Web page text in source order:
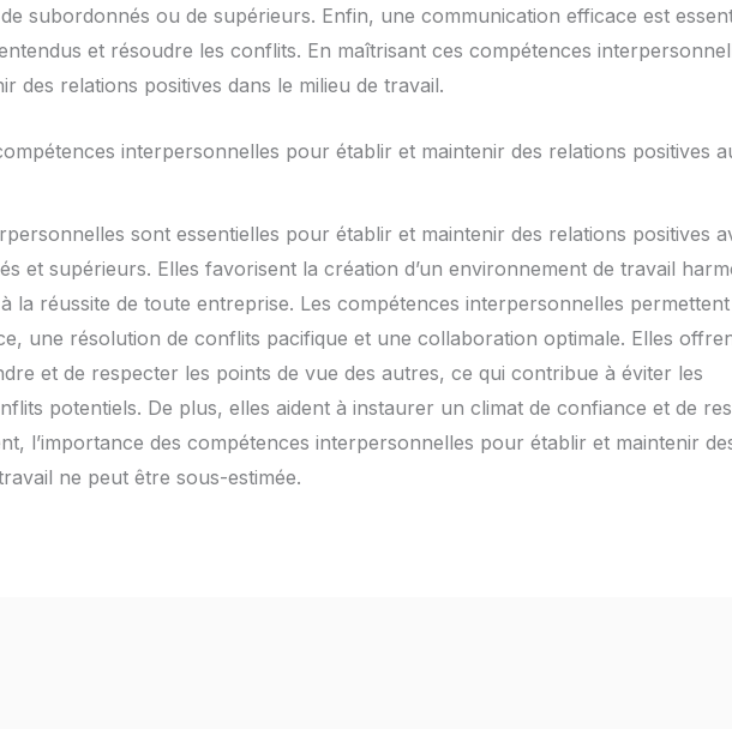
de subordonnés ou de supérieurs. Enfin, une communication efficace est
et résoudre les conflits. En maîtrisant ces compétences
des relations positives dans le milieu de travail.
interpersonnelles pour établir et maintenir des relations positives
sont essentielles pour établir et maintenir des relations positives
et supérieurs. Elles favorisent la création d’un environnement de travail
la réussite de toute entreprise. Les compétences interpersonnelles
une résolution de conflits pacifique et une collaboration optimale. Elles
et de respecter les points de vue des autres, ce qui contribue à éviter les
potentiels. De plus, elles aident à instaurer un climat de confiance et de
l’importance des compétences interpersonnelles pour établir et maintenir
ne peut être sous-estimée.